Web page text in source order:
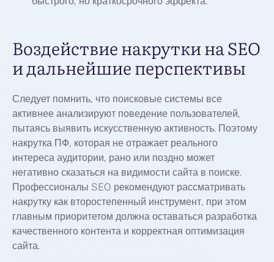
Воздействие накрутки на SEO
и дальнейшие перспективы
Следует помнить, что поисковые системы все
активнее анализируют поведение пользователей,
пытаясь выявить искусственную активность. Поэтому
накрутка ПФ, которая не отражает реального
интереса аудитории, рано или поздно может
негативно сказаться на видимости сайта в поиске.
Профессионалы SEO рекомендуют рассматривать
накрутку как второстепенный инструмент, при этом
главным приоритетом должна оставаться разработка
качественного контента и корректная оптимизация
сайта.